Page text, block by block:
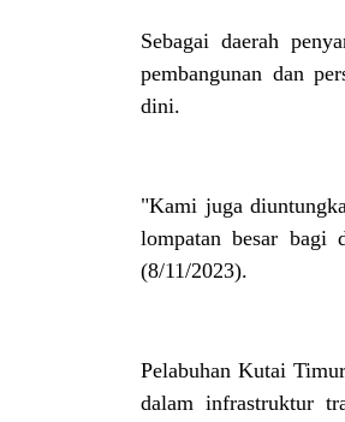
Sebagai daerah
pembangunan dan
dini.
"Kami juga
lompatan besar
(8/11/2023).
Pelabuhan Kutai
dalam infrastruktur